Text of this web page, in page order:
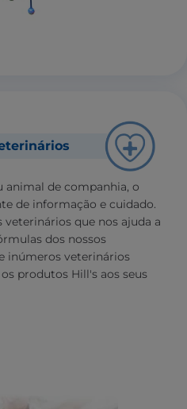
animal de companhia, o
de informação e cuidado.
veterinários que nos ajuda a
dos nossos
inúmeros veterinários
produtos Hill's aos seus